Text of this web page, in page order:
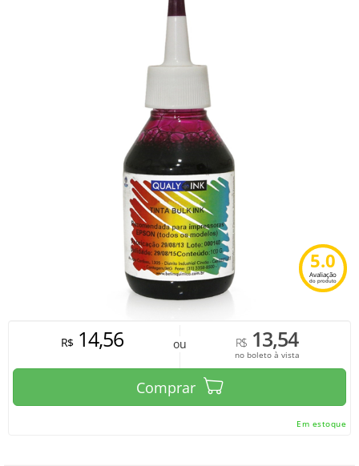
5.0
Avaliação
do produto
R$14,56 ou R$13,54
no boleto à vista
Comprar
Em estoque